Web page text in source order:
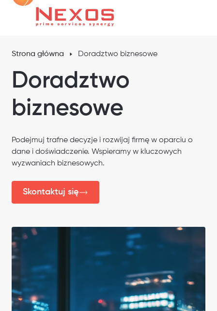
Strona główna Doradztwo biznesowe
Doradztwo
biznesowe
Podejmuj trafne decyzje i rozwijaj firmę w oparciu o
dane i doświadczenie. Wspieramy w kluczowych
wyzwaniach biznesowych.
Skontaktuj się